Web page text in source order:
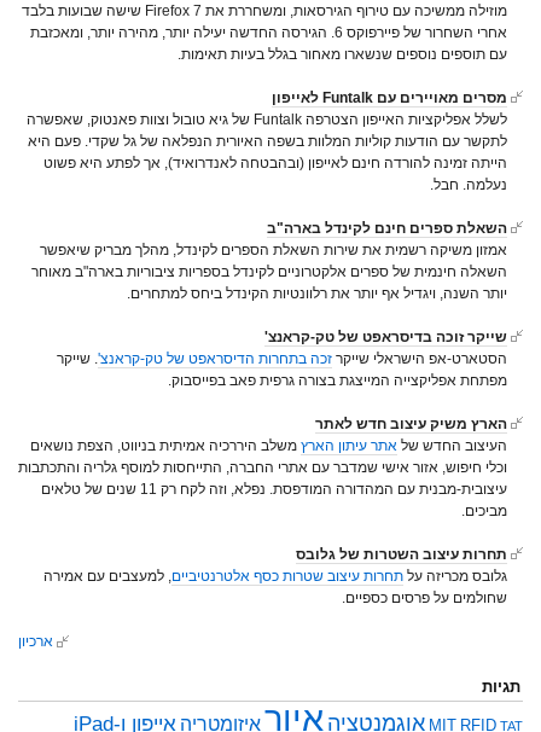
מוזילה ממשיכה עם טירוף הגירסאות, ומשחררת את Firefox 7 שישה שבועות בלבד
אחרי השחרור של פיירפוקס 6. הגירסה החדשה יעילה יותר, מהירה יותר, ומאכזבת
עם תוספים נוספים שנשארו מאחור בגלל בעיות תאימות.
מסרים מאויירים עם Funtalk לאייפון
לשלל אפליקציות האייפון הצטרפה Funtalk של גיא טובול וצוות פאנטוק, שאפשרה
לתקשר עם הודעות קוליות המלוות בשפה האיורית הנפלאה של גל שקדי. פעם היא
הייתה זמינה להורדה חינם לאייפון (ובהבטחה לאנדרואיד), אך לפתע היא פשוט
נעלמה. חבל.
השאלת ספרים חינם לקינדל בארה"ב
אמזון משיקה רשמית את שירות השאלת הספרים לקינדל, מהלך מבריק שיאפשר
השאלה חינמית של ספרים אלקטרוניים לקינדל בספריות ציבוריות בארה"ב מאוחר
יותר השנה, ויגדיל אף יותר את רלוונטיות הקינדל ביחס למתחרים.
שייקר זוכה בדיסראפט של טק-קראנצ'
הסטארט-אפ הישראלי שייקר זכה בתחרות הדיסראפט של טק-קראנצ' . שייקר
מפתחת אפליקצייה המייצגת בצורה גרפית פאב בפייסבוק.
הארץ משיק עיצוב חדש לאתר
העיצוב החדש של אתר עיתון הארץ משלב היררכיה אמיתית בניווט, הצפת נושאים
וכלי חיפוש, אזור אישי שמדבר עם אתרי החברה, התייחסות למוסף גלריה והתכתבות
עיצובית-מבנית עם המהדורה המודפסת. נפלא, וזה לקח רק 11 שנים של טלאים
מביכים.
תחרות עיצוב השטרות של גלובס
גלובס מכריזה על תחרות עיצוב שטרות כסף אלטרנטיביים , למעצבים עם אמירה
שחולמים על פרסים כספיים.
ארכיון
תגיות
MIT RFID TAT אוגמנטציה איוראיזומטריה אייפון ו-iPad